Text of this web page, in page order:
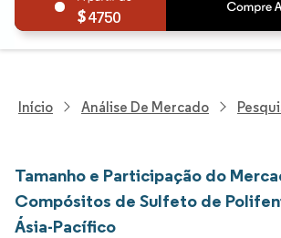
4750
Início Análise De Mercado
Tamanho e Participação do
Compósitos de Sulfeto de
Ásia-Pacífico